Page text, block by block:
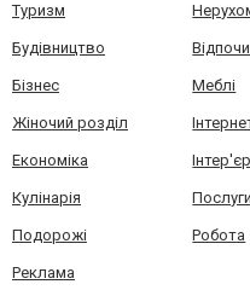
Туризм
Будівництво
Бізнес Меблі
Жіночий розділ
Економіка Інтер'єр
Кулінарія Послуги
Подорожі Робота
Реклама